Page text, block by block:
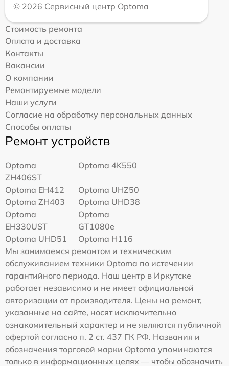
© 2026 Сервисный центр Optoma
Стоимость ремонта
Оплата и доставка
Контакты
Вакансии
О компании
Ремонтируемые модели
Наши услуги
Согласие на обработку персональных данных
Способы оплаты
Ремонт устройств
Optoma
ZH406ST
Optoma 4K550
Optoma EH412
Optoma UHZ50
Optoma ZH403
Optoma UHD38
Optoma
EH330UST
Optoma
GT1080e
Optoma UHD51
Optoma H116
Мы занимаемся ремонтом и техническим
обслуживанием техники Optoma по истечении
гарантийного периода. Наш центр в Иркутске
работает независимо и не имеет официальной
авторизации от производителя. Цены на ремонт,
указанные на сайте, носят исключительно
ознакомительный характер и не являются публичной
офертой согласно п. 2 ст. 437 ГК РФ. Названия и
обозначения торговой марки Optoma упоминаются
только в информационных целях — чтобы обозначить